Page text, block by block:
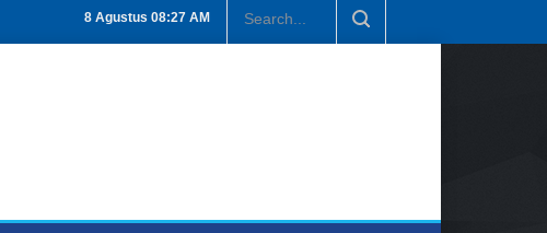
8 Agustus 08:27 AM
Dugaan Penipuan Oleh Oknum Kadis, Kuasa Hukum Pelapor Desak Polisi